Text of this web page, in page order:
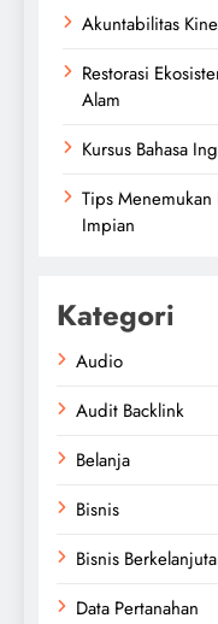
Akuntabilitas
Restorasi
Alam
Kursus Bahasa
Tips Menemukan
Impian
Kategori
Audio
Audit Backlink
Belanja
Bisnis
Bisnis
Data Pertanahan